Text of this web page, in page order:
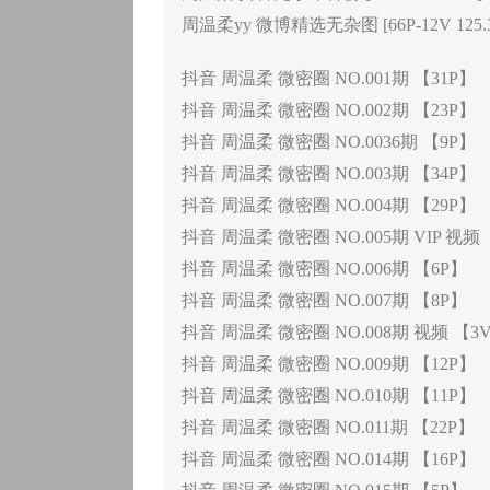
周温柔yy 微博精选无杂图 [66P-12V
抖音 周温柔 微密圈 NO.001期 【31P】
抖音 周温柔 微密圈 NO.002期 【23P】
抖音 周温柔 微密圈 NO.0036期 【9P】
抖音 周温柔 微密圈 NO.003期 【34P】
抖音 周温柔 微密圈 NO.004期 【29P】
抖音 周温柔 微密圈 NO.005期 VIP 视频
抖音 周温柔 微密圈 NO.006期 【6P】
抖音 周温柔 微密圈 NO.007期 【8P】
抖音 周温柔 微密圈 NO.008期 视频 【
抖音 周温柔 微密圈 NO.009期 【12P】
抖音 周温柔 微密圈 NO.010期 【11P】
抖音 周温柔 微密圈 NO.011期 【22P】
抖音 周温柔 微密圈 NO.014期 【16P】